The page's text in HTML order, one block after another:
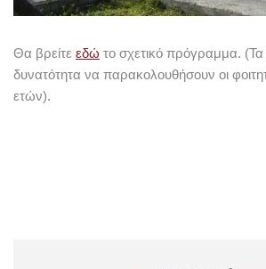
Θα βρείτε εδώ το σχετικό πρόγραμμα.
δυνατότητα να παρακολουθήσουν οι
ετών).